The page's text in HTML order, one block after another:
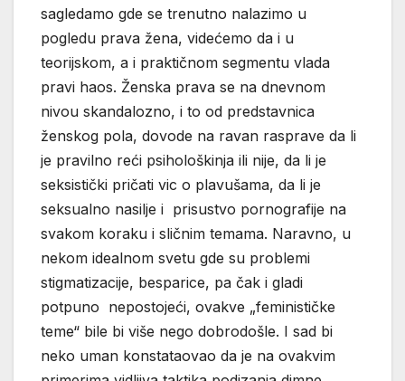
sagledamo gde se trenutno nalazimo u
pogledu prava žena, videćemo da i u
teorijskom, a i praktičnom segmentu vlada
pravi haos. Ženska prava se na dnevnom
nivou skandalozno, i to od predstavnica
ženskog pola, dovode na ravan rasprave da li
je pravilno reći psihološkinja ili nije, da li je
seksistički pričati vic o plavušama, da li je
seksualno nasilje i prisustvo pornografije na
svakom koraku i sličnim temama. Naravno, u
nekom idealnom svetu gde su problemi
stigmatizacije, besparice, pa čak i gladi
potpuno nepostojeći, ovakve „feminističke
teme“ bile bi više nego dobrodošle. I sad bi
neko uman konstataovao da je na ovakvim